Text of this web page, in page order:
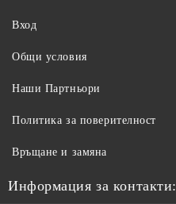
Вход
Общи условия
Наши Партньори
Политика за поверителност
Връщане и замяна
Информация за контакти: